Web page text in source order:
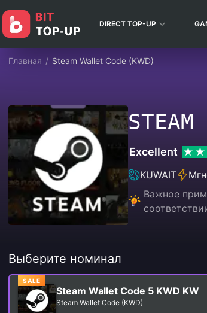
DIRECT TOP-UP
Главная / Steam Wallet Code (KWD)
Excellent
KUWAIT
Важное
Выберите номинал
SALE
Steam Wallet Code 5 KWD KW
Steam Wallet Code (KWD)